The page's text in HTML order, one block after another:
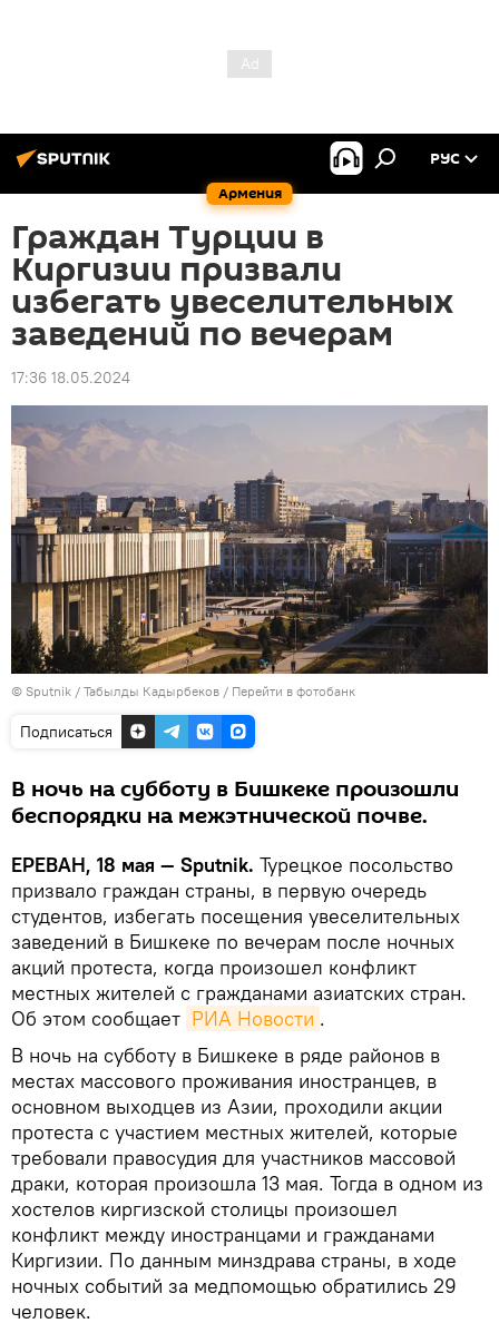
Армения
РУС
Граждан Турции в
Киргизии призвали
избегать увеселительных
заведений по вечерам
17:36 18.05.2024
© Sputnik / Табылды Кадырбеков / Перейти в фотобанк
Подписаться
В ночь на субботу в Бишкеке произошли
беспорядки на межэтнической почве.
ЕРЕВАН, 18 мая — Sputnik. Турецкое посольство
призвало граждан страны, в первую очередь
студентов, избегать посещения увеселительных
заведений в Бишкеке по вечерам после ночных
акций протеста, когда произошел конфликт
местных жителей с гражданами азиатских стран.
Об этом сообщает РИА Новости .
В ночь на субботу в Бишкеке в ряде районов в
местах массового проживания иностранцев, в
основном выходцев из Азии, проходили акции
протеста с участием местных жителей, которые
требовали правосудия для участников массовой
драки, которая произошла 13 мая. Тогда в одном из
хостелов киргизской столицы произошел
конфликт между иностранцами и гражданами
Киргизии. По данным минздрава страны, в ходе
ночных событий за медпомощью обратились 29
человек.